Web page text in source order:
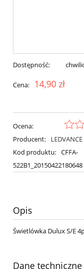
Dostępność:
Cena: 14,90 zł
Ocena:
Producent:
LEDVANCE
Kod produktu: CFFA-
522B1_20150422180648
Opis
Świetlówka Dulux S/E
Dane techniczne